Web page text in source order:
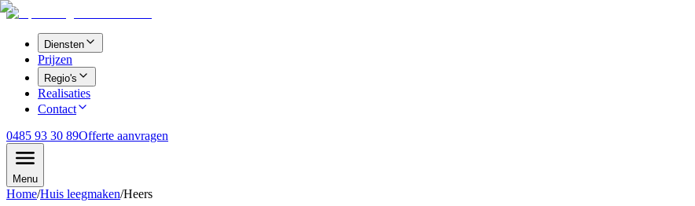
Diensten
Prijzen
Regio's
Realisaties
Contact
0485 93 30 89Offerte aanvragen
Menu
Home/Huis leegmaken/Heers